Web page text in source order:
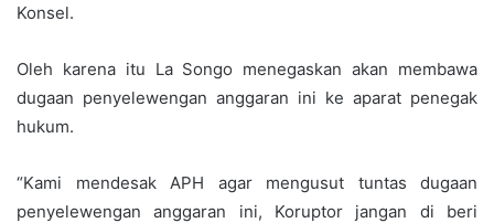
Konsel.
Oleh karena itu La Songo menegaskan akan membawa
dugaan penyelewengan anggaran ini ke aparat penegak
hukum.
“Kami mendesak APH agar mengusut tuntas dugaan
penyelewengan anggaran ini, Koruptor jangan di beri